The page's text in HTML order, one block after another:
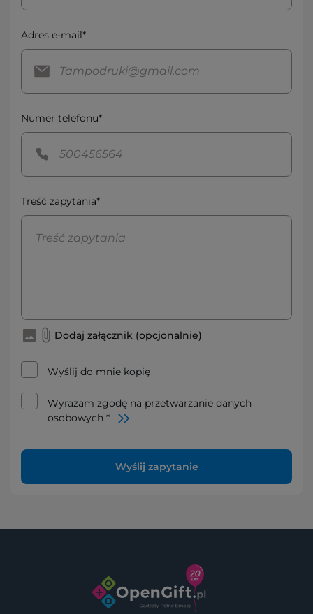
Adres e-mail*
Numer telefonu*
Treść zapytania*
Dodaj załącznik (opcjonalnie)
Wyślij do mnie kopię
Wyrażam zgodę na przetwarzanie danych
osobowych *
Wyślij zapytanie